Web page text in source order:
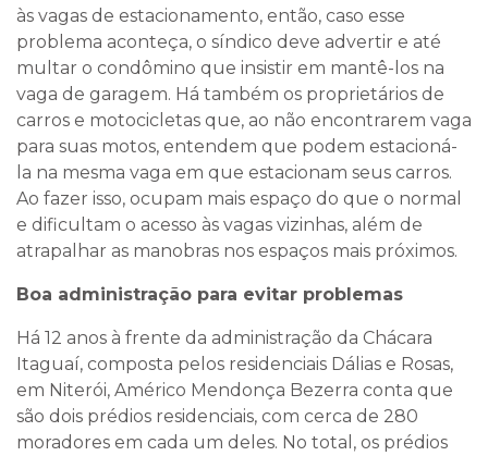
às vagas de estacionamento, então, caso esse
problema aconteça, o síndico deve advertir e até
multar o condômino que insistir em mantê-los na
vaga de garagem. Há também os proprietários de
carros e motocicletas que, ao não encontrarem vaga
para suas motos, entendem que podem estacioná-
la na mesma vaga em que estacionam seus carros.
Ao fazer isso, ocupam mais espaço do que o normal
e dificultam o acesso às vagas vizinhas, além de
atrapalhar as manobras nos espaços mais próximos.
Boa administração para evitar problemas
Há 12 anos à frente da administração da Chácara
Itaguaí, composta pelos residenciais Dálias e Rosas,
em Niterói, Américo Mendonça Bezerra conta que
são dois prédios residenciais, com cerca de 280
moradores em cada um deles. No total, os prédios